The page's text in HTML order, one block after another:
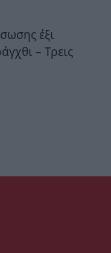
έξι
– Τρεις